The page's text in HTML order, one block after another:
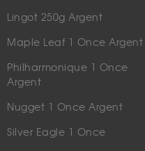
Lingot 250g Argent
Maple Leaf 1 Once Argent
Philharmonique 1 Once
Argent
Nugget 1 Once Argent
Silver Eagle 1 Once